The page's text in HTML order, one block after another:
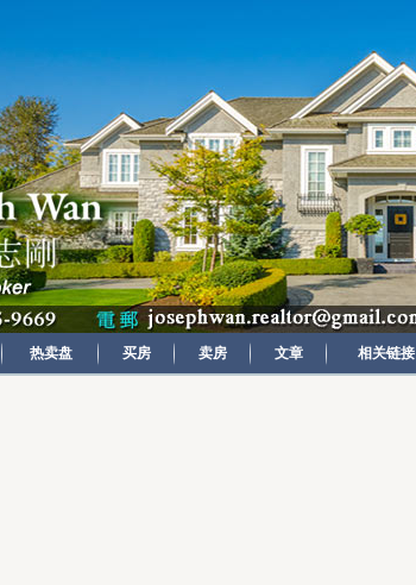
热卖盘 买房 卖房 文章 相关链接